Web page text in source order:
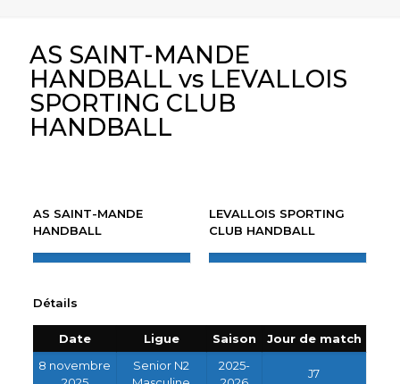
AS SAINT-MANDE
HANDBALL vs LEVALLOIS
SPORTING CLUB
HANDBALL
AS SAINT-MANDE
HANDBALL
LEVALLOIS SPORTING
CLUB HANDBALL
Détails
Date Ligue Saison
Jour de match
8 novembre
Senior N2
2025-
J7